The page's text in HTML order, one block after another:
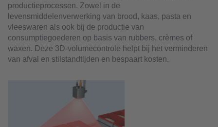
productieprocessen. Zowel in de
levensmiddelenverwerking van brood, kaas, pasta en
vleeswaren als ook bij de productie van
consumptiegoederen op basis van rubbers, crèmes of
waxen. Deze 3D-volumecontrole helpt bij het verminderen
van afval en stilstandtijden en bespaart kosten.